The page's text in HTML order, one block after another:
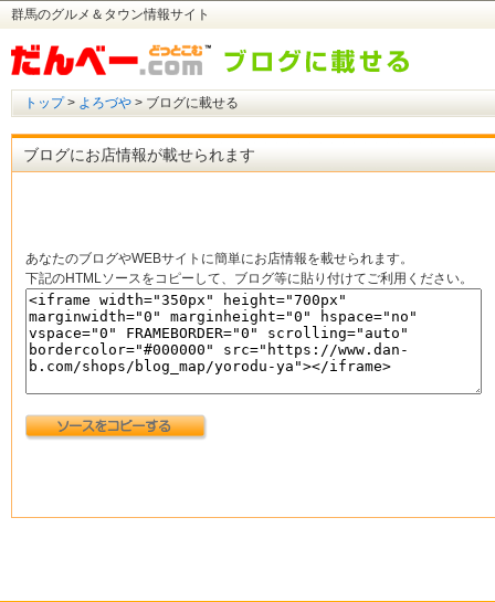
群馬のグルメ＆タウン情報サイト
トップ> よろづや > ブログに載せる
ブログにお店情報が載せられます
あなたのブログやWEBサイトに簡単にお店情報を載せられます。
下記のHTMLソースをコピーして、ブログ等に貼り付けてご利用ください。